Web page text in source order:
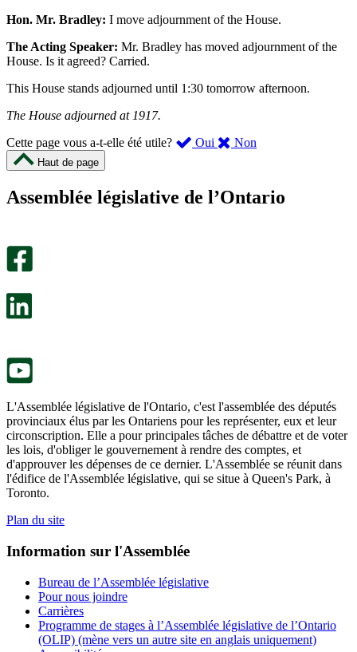
Hon. Mr. Bradley: I move adjournment of the House.
The Acting Speaker: Mr. Bradley has moved adjournment of the
House. Is it agreed? Carried.
This House stands adjourned until 1:30 tomorrow afternoon.
The House adjourned at 1917.
Cette page vous a-t-elle été utile?
Oui ,
été
Non
m’a
Haut de page
Assemblée législative de l’Ontario
L'Assemblée législative de l'Ontario, c'est l'assemblée des députés
provinciaux élus par les Ontariens pour les représenter, eux et leur
circonscription. Elle a pour principales tâches de débattre et de voter
les lois, d'obliger le gouvernement à rendre des comptes, et
d'approuver les dépenses de ce dernier. L'Assemblée se réunit dans
l'édifice de l'Assemblée législative, qui se situe à Queen's Park, à
Toronto.
Plan du site
Information sur l'Assemblée
Bureau de l’Assemblée législative
Pour nous joindre
Carrières
Programme de stages à l’Assemblée législative de l’Ontario
(OLIP) (mène vers un autre site en anglais uniquement)